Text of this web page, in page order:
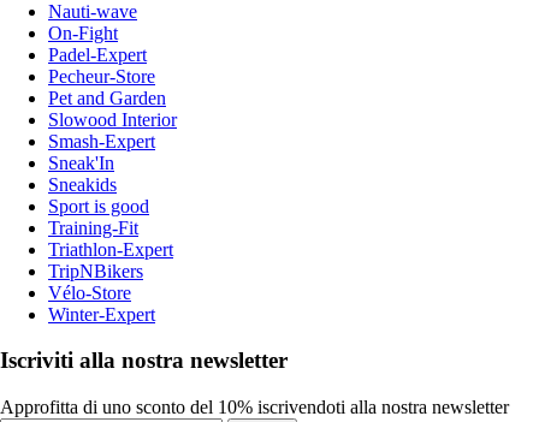
Nauti-wave
On-Fight
Padel-Expert
Pecheur-Store
Pet and Garden
Slowood Interior
Smash-Expert
Sneak'In
Sneakids
Sport is good
Training-Fit
Triathlon-Expert
TripNBikers
Vélo-Store
Winter-Expert
Iscriviti alla nostra newsletter
Approfitta di uno sconto del 10% iscrivendoti alla nostra newsletter